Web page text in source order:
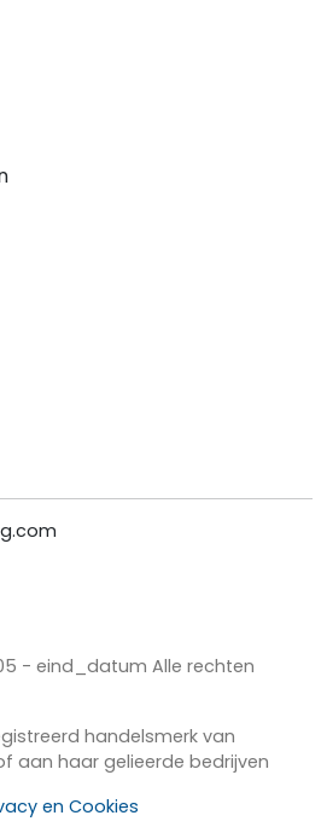
- eind_datum Alle rechten
handelsmerk van
aan haar gelieerde bedrijven
en Cookies